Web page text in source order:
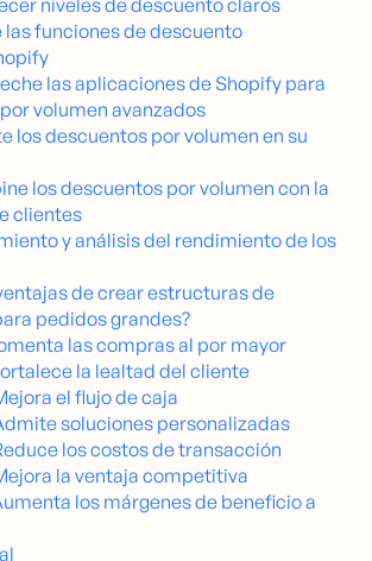
las funciones de descuento
las aplicaciones de Shopify para
volumen avanzados
los descuentos por volumen en su
los descuentos por volumen con la
clientes
y análisis del rendimiento de los
de crear estructuras de
pedidos grandes?
las compras al por mayor
la lealtad del cliente
el flujo de caja
soluciones personalizadas
los costos de transacción
la ventaja competitiva
los márgenes de beneficio a